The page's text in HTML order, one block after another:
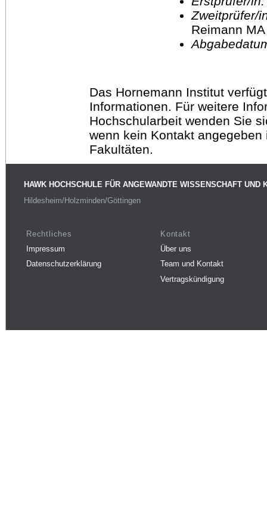
Reimann MA
Das Hornemann Institut
Informationen. Für weitere
Hochschularbeit wenden Sie
wenn kein Kontakt
Fakultäten.
HAWK HOCHSCHULE FÜR ANGEWANDTE WISSENSCHAFT UND
Hildesheim/Holzminden/Göttingen
Rechtliches
Impressum
Datenschutzerklärung
Kontakt
Über uns
Team und Kontakt
Vertragskündigung